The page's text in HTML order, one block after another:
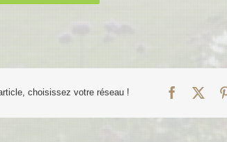
choisissez votre réseau ! Facebook